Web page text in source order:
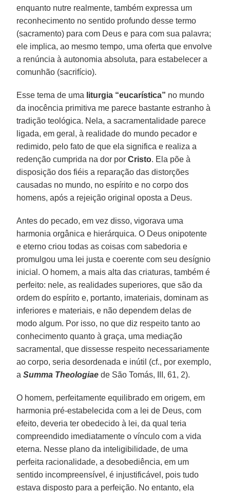
enquanto nutre realmente, também expressa um
reconhecimento no sentido profundo desse termo
(sacramento) para com Deus e para com sua palavra;
ele implica, ao mesmo tempo, uma oferta que envolve
a renúncia à autonomia absoluta, para estabelecer a
comunhão (sacrifício).
Esse tema de uma liturgia “eucarística” no mundo
da inocência primitiva me parece bastante estranho à
tradição teológica. Nela, a sacramentalidade parece
ligada, em geral, à realidade do mundo pecador e
redimido, pelo fato de que ela significa e realiza a
redenção cumprida na dor porCristo. Ela põe à
disposição dos fiéis a reparação das distorções
causadas no mundo, no espírito e no corpo dos
homens, após a rejeição original oposta a Deus.
Antes do pecado, em vez disso, vigorava uma
harmonia orgânica e hierárquica. O Deus onipotente
e eterno criou todas as coisas com sabedoria e
promulgou uma lei justa e coerente com seu desígnio
inicial. O homem, a mais alta das criaturas, também é
perfeito: nele, as realidades superiores, que são da
ordem do espírito e, portanto, imateriais, dominam as
inferiores e materiais, e não dependem delas de
modo algum. Por isso, no que diz respeito tanto ao
conhecimento quanto à graça, uma mediação
sacramental, que dissesse respeito necessariamente
ao corpo, seria desordenada e inútil (cf., por exemplo,
aSumma Theologiae de São Tomás, III, 61, 2).
O homem, perfeitamente equilibrado em origem, em
harmonia pré-estabelecida com a lei de Deus, com
efeito, deveria ter obedecido à lei, da qual teria
compreendido imediatamente o vínculo com a vida
eterna. Nesse plano da inteligibilidade, de uma
perfeita racionalidade, a desobediência, em um
sentido incompreensível, é injustificável, pois tudo
estava disposto para a perfeição. No entanto, ela